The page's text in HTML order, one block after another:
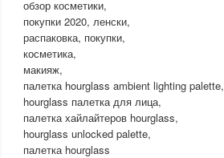
обзор косметики,
покупки 2020, ленски,
распаковка, покупки,
косметика,
макияж,
палетка hourglass ambient lighting palette,
hourglass палетка для лица,
палетка хайлайтеров hourglass,
hourglass unlocked palette,
палетка hourglass